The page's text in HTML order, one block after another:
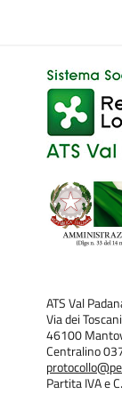
ATS Val
Via dei
46100
Centralino
Partita IVA e